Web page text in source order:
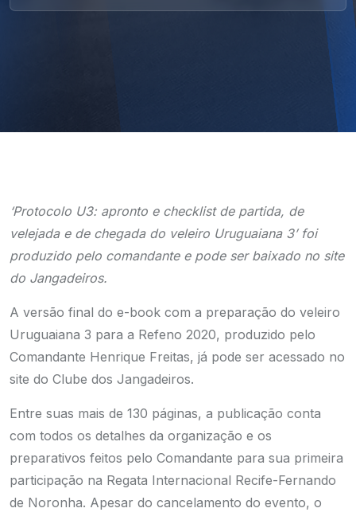
‘Protocolo U3: apronto e checklist de partida, de
velejada e de chegada do veleiro Uruguaiana 3’ foi
produzido pelo comandante e pode ser baixado no site
do Jangadeiros.
A versão final do e-book com a preparação do veleiro
Uruguaiana 3 para a Refeno 2020, produzido pelo
Comandante Henrique Freitas, já pode ser acessado no
site do Clube dos Jangadeiros.
Entre suas mais de 130 páginas, a publicação conta
com todos os detalhes da organização e os
preparativos feitos pelo Comandante para sua primeira
participação na Regata Internacional Recife-Fernando
de Noronha. Apesar do cancelamento do evento, o